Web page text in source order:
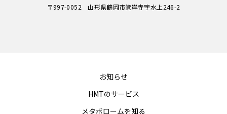
〒997-0052 山形県鶴岡市覚岸寺字水上246-2
お知らせ
HMTのサービス
メタボロームを知る